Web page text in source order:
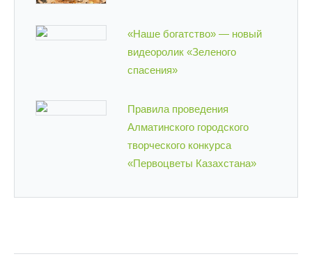
«Наше богатство» — новый
видеоролик «Зеленого
спасения»
Правила проведения
Алматинского городского
творческого конкурса
«Первоцветы Казахстана»